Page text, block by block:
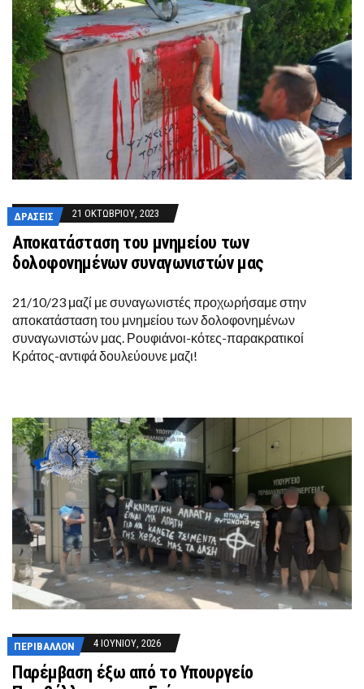
ΔΡΆΣΕΙΣ 21 ΟΚΤΩΒΡΊΟΥ, 2023
Αποκατάσταση του μνημείου των
δολοφονημένων συναγωνιστών μας
21/10/23 μαζί με συναγωνιστές προχωρήσαμε στην
αποκατάσταση του μνημείου των δολοφονημένων
συναγωνιστών μας. Ρουφιάνοι-κότες-παρακρατικοί
Κράτος-αντιφά δουλεύουνε μαζι!
ΠΕΡΙΒΆΛΛΟΝ 4 ΙΟΥΝΊΟΥ, 2026
Παρέμβαση έξω από το Υπουργείο